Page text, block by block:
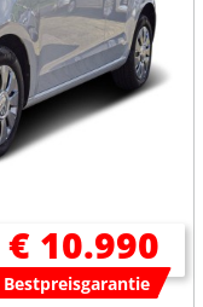
€ 10.990
Bestpreisgarantie